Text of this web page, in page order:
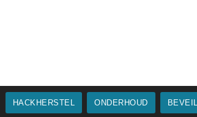
HACKHERSTEL ONDERHOUD